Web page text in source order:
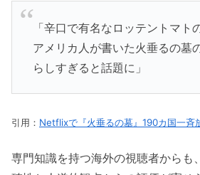
「辛口で有名なロッテントマト
アメリカ人が書いた火垂るの墓
らしすぎると話題に」
引用： Netflixで『火垂るの墓』190カ国一斉
専門知識を持つ海外の視聴者からも